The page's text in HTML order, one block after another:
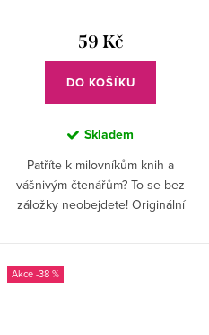
59 Kč
DO KOŠÍKU
Skladem
Patříte k milovníkům knih a
vášnivým čtenářům? To se bez
záložky neobejdete! Originální
-38 %